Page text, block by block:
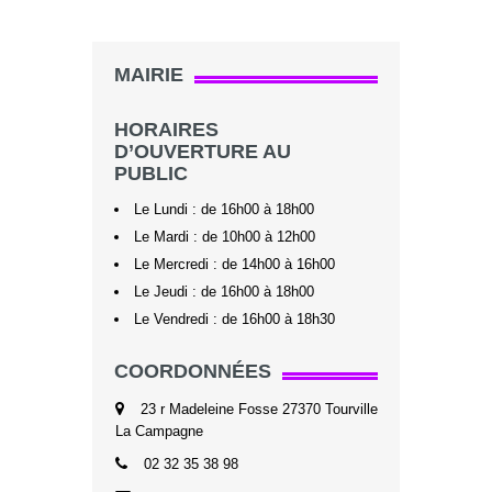
MAIRIE
HORAIRES
D’OUVERTURE AU
PUBLIC
Le Lundi : de 16h00 à 18h00
Le Mardi : de 10h00 à 12h00
Le Mercredi : de 14h00 à 16h00
Le Jeudi : de 16h00 à 18h00
Le Vendredi : de 16h00 à 18h30
COORDONNÉES
23 r Madeleine Fosse 27370 Tourville
La Campagne
02 32 35 38 98